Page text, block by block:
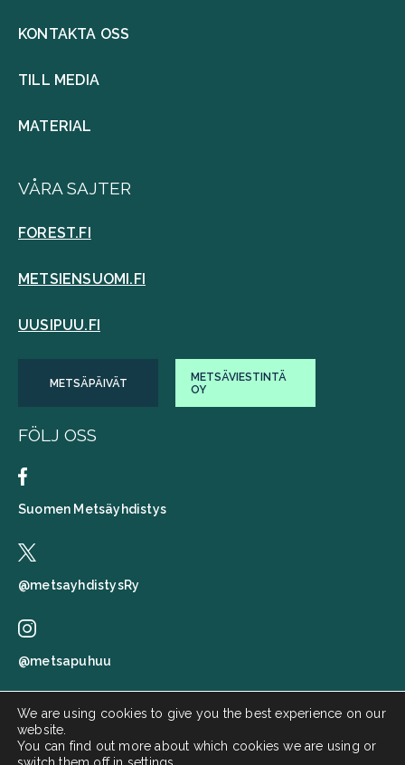
KONTAKTA OSS
TILL MEDIA
MATERIAL
VÅRA SAJTER
FOREST.FI
METSIENSUOMI.FI
UUSIPUU.FI
METSÄPÄIVÄT
METSÄVIESTINTÄ
OY
FÖLJ OSS
Suomen Metsäyhdistys
@metsayhdistysRy
@metsapuhuu
Suomen metsäyhdistys
We are using cookies to give you the best experience on our
website.
You can find out more about which cookies we are using or